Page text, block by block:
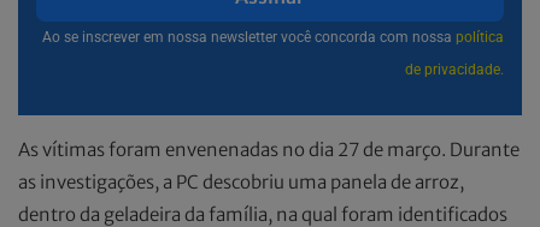
Ao se inscrever em nossa newsletter você concorda com nossa política
de privacidade.
As vítimas foram envenenadas no dia 27 de março. Durante
as investigações, a PC descobriu uma panela de arroz,
dentro da geladeira da família, na qual foram identificados